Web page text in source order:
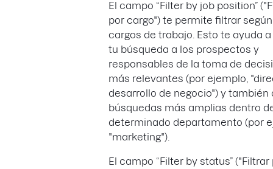
El campo “Filter by job position”
por cargo") te permite filtrar
cargos de trabajo. Esto te ayuda
tu búsqueda a los prospectos y
responsables de la toma de
más relevantes (por ejemplo,
desarrollo de negocio") y también
búsquedas más amplias dentro
determinado departamento (por
"marketing").
El campo “Filter by status” ("Filtrar